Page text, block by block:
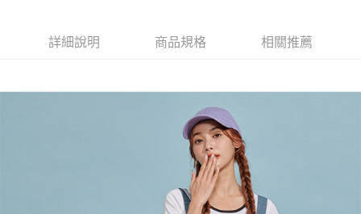
用戶於交易時，得透過本服務購買商品或服務，並由商店將買賣／分期付款
資料（包含姓名、電話或地址）提供予台灣大哥大進項蒐集、處理及利用，
3.完整用戶服務條款，請詳閱以下連結：https://oppay.tw/userRule
※ 請注意：結帳手續完成當下不需立刻繳費，但若您需要取消訂單，請聯絡
是否繳費成功／繳費後需取消欲退款等相關疑問，請聯繫「AFTEE先享後付
https://netprotections.freshdesk.com/support/home
１．透過由恩沛科技股份有限公司提供之「AFTEE先享後付」服務完成之交
易，需依本服務之必要範圍內提供個人資料，並將交易相關給付款項請求債
２．關於個人資料處理事宜，請瀏覽以下網址：
每筆NT$120
每筆NT$60，滿NT$2,000(含以上)免運費
每筆NT$60，滿NT$2,000(含以上)免運費
詳細說明 商品規格 相關推薦